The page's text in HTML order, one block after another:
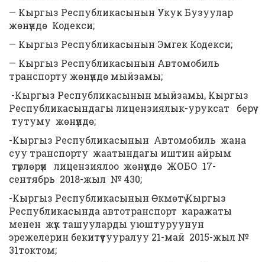
— Кыргыз Республикасынын Укук Бузуулар
жөнүндө Кодекси;
— Кыргыз Республикасынын Эмгек Кодекси;
— Кыргыз Республикасынын Автомобиль
транспорту жөнүндө мыйзамы;
-Кыргыз Республикасынын мыйзамы, Кыргыз
Республикасындагы лицензиялык-уруксат берүү
тутуму жөнүндө;
-Кыргыз Республикасынын Автомобиль жана
суу транспорту жаатындагы иштин айрым
түрлөрүн лицензиялоо жөнүндө ЖОБО 17-
сентябрь 2018-жыл № 430;
-Кыргыз Республикасынын Өкмөтү Кыргыз
Республикасында автотранспорт каражаты
менен жүк ташууларды уюштуруунун
эрежелерин бекитүүтууралуу 21-май 2015-жыл №
31токтом;